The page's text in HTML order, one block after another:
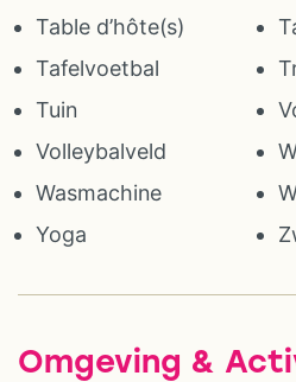
Table d’hôte(s)
Tafelvoetbal
Tuin
Volleybalveld
Wasmachine
Yoga
Omgeving &